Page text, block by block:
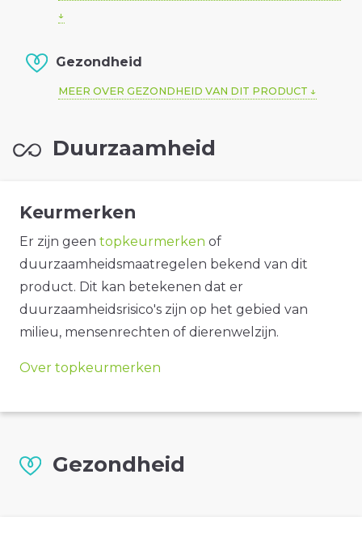
Gezondheid
MEER OVER GEZONDHEID VAN DIT PRODUCT
Duurzaamheid
Keurmerken
Er zijn geen topkeurmerken of
duurzaamheidsmaatregelen bekend van dit
product. Dit kan betekenen dat er
duurzaamheidsrisico's zijn op het gebied van
milieu, mensenrechten of dierenwelzijn.
Over topkeurmerken
Gezondheid